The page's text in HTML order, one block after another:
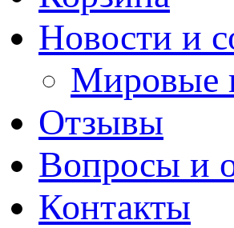
Новости и
Мировые
Отзывы
Вопросы и
Контакты